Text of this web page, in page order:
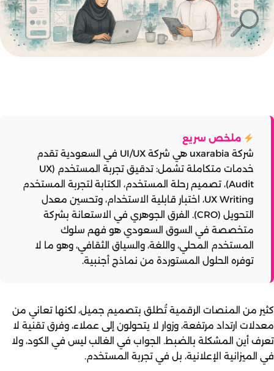
ملخص سريع
شركة uxarabia
هي شركة UI/UX في السعودية تقدم
خدمات متكاملة تشمل: تدقيق تجربة المستخدم (UX
Audit)، تصميم رحلة المستخدم، الكتابة لتجربة المستخدم
UX Writing، اختبار قابلية الاستخدام، وتحسين معدل
التحويل (CRO). الفرق الجوهري في الاستعانة بشركة
متخصصة في السوق السعودي هو فهم سلوك
المستخدم المحلي، واللغة، والسياق الثقافي، وهو ما لا
توفره الحلول المستوردة من نماذج أجنبية.
كثير من المنصات الرقمية تُطلق بتصميم جميل، لكنها تعاني من
معدلات ارتداد مرتفعة، وزوار لا يتحولون إلى عملاء، وفرق تقنية لا
تعرف أين المشكلة بالضبط. الجواب في الغالب ليس في الكود، ولا
في الميزانية الإعلانية، بل في تجربة المستخدم.